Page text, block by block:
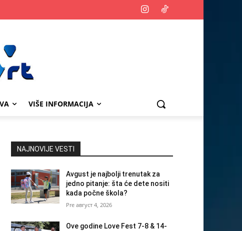
VIŠE INFORMACIJA
NAJNOVIJE VESTI
Avgust je najbolji trenutak za
jedno pitanje: šta će dete nositi
kada počne škola?
август 4, 2026
Ove godine Love Fest 7-8 & 14-